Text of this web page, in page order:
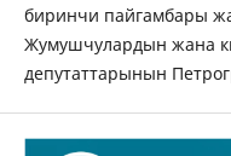
биринчи пайгамбары
Жумушчулардын жана
депутаттарынын